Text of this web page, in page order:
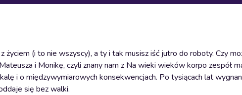
życiem (i to nie wszyscy), a ty i tak musisz iść jutro do roboty. Czy
i Monikę, czyli znany nam z Na wieki wieków korpo zespół
i o międzywymiarowych konsekwencjach. Po tysiącach lat
się bez walki.